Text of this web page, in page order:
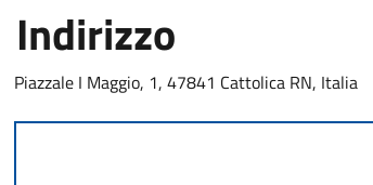
Indirizzo
Piazzale I Maggio, 1, 47841 Cattolica RN, Italia